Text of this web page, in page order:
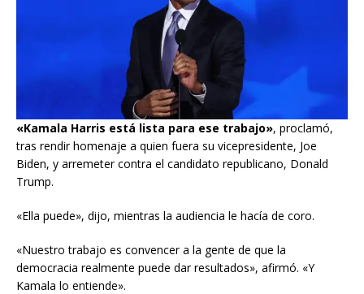
«Kamala Harris está lista para ese trabajo», proclamó,
tras rendir homenaje a quien fuera su vicepresidente, Joe
Biden, y arremeter contra el candidato republicano, Donald
Trump.
«Ella puede», dijo, mientras la audiencia le hacía de coro.
«Nuestro trabajo es convencer a la gente de que la
democracia realmente puede dar resultados», afirmó. «Y
Kamala lo entiende».